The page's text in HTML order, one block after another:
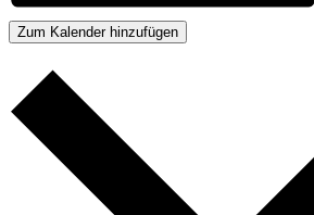
Zum Kalender hinzufügen